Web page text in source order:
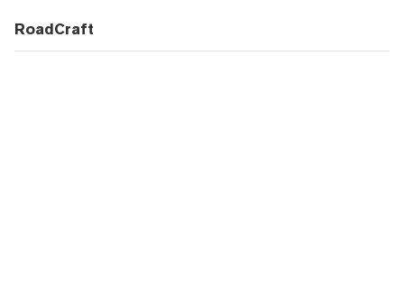
RoadCraft